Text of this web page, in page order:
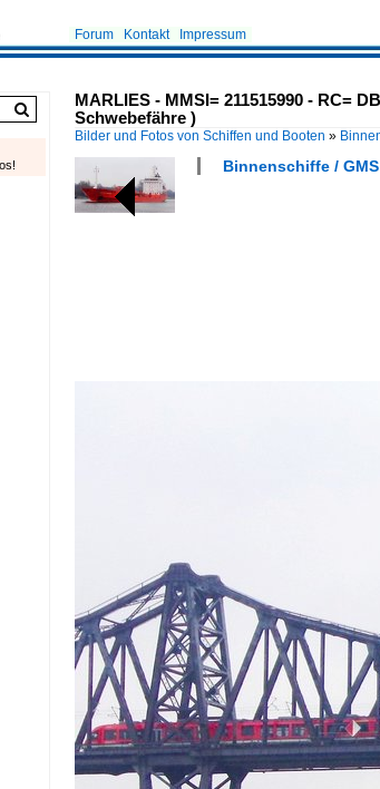
Forum Kontakt Impressum
MARLIES - MMSI= 211515990 - RC=
Schwebefähre )
Bilder und Fotos von Schiffen und Booten »
Binnenschiffe /